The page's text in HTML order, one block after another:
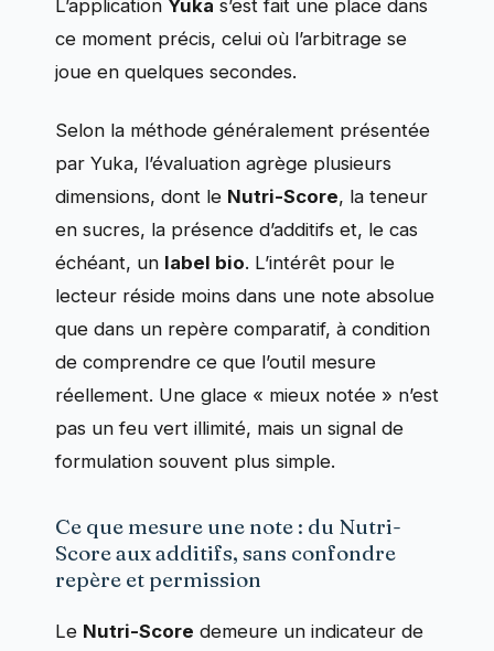
L’application Yuka s’est fait une place dans
ce moment précis, celui où l’arbitrage se
joue en quelques secondes.
Selon la méthode généralement présentée
par Yuka, l’évaluation agrège plusieurs
dimensions, dont le Nutri-Score, la teneur
en sucres, la présence d’additifs et, le cas
échéant, un label bio. L’intérêt pour le
lecteur réside moins dans une note absolue
que dans un repère comparatif, à condition
de comprendre ce que l’outil mesure
réellement. Une glace « mieux notée » n’est
pas un feu vert illimité, mais un signal de
formulation souvent plus simple.
Ce que mesure une note : du Nutri-
Score aux additifs, sans confondre
repère et permission
Le Nutri-Score demeure un indicateur de